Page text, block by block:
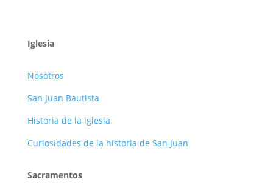
Iglesia
Nosotros
San Juan Bautista
Historia de la iglesia
Curiosidades de la historia de San Juan
Sacramentos